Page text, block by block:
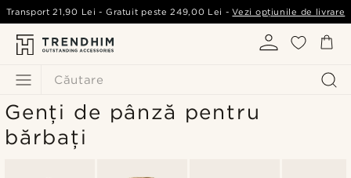
Căutare
Transport 21,90 Lei - Gratuit peste249,00 Lei -Vezi opțiunile de livrare
Genți de pânză pentru
bărbați